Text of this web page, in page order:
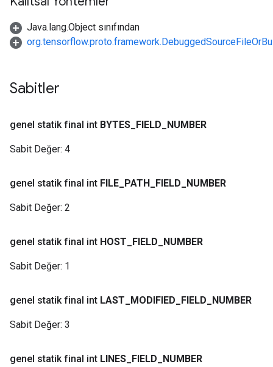
Java.lang.Object sınıfından
Sabitler
genel statik final int BYTES FIELD NUMBER
Sabit Değer: 4
genel statik final int FILE PATH FIELD NUMBER
Sabit Değer: 2
genel statik final int HOST FIELD NUMBER
Sabit Değer: 1
genel statik final int LAST MODIFIED FIELD NUMBER
Sabit Değer: 3
genel statik final int LINES FIELD NUMBER